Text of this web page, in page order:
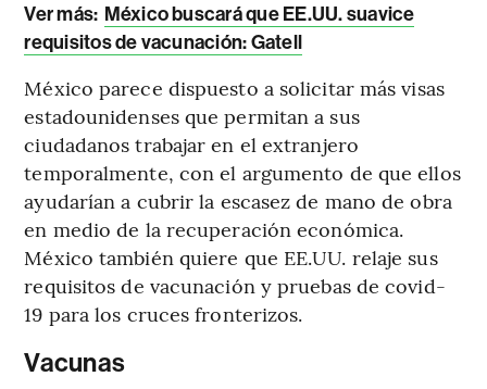
Ver más: México buscará que EE.UU. suavice
requisitos de vacunación: Gatell
México parece dispuesto a solicitar más visas
estadounidenses que permitan a sus
ciudadanos trabajar en el extranjero
temporalmente, con el argumento de que ellos
ayudarían a cubrir la escasez de mano de obra
en medio de la recuperación económica.
México también quiere que EE.UU. relaje sus
requisitos de vacunación y pruebas de covid-
19 para los cruces fronterizos.
Vacunas